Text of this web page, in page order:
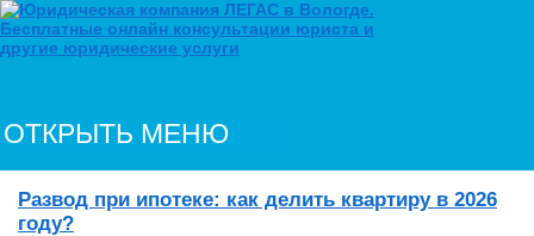
ОТКРЫТЬ МЕНЮ
Развод при ипотеке: как делить квартиру в 2026
году?